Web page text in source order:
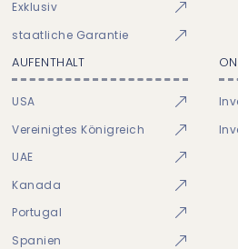
Exklusiv
staatliche Garantie
AUFENTHALT
USA
Vereinigtes Königreich
UAE
Kanada
Portugal
Spanien